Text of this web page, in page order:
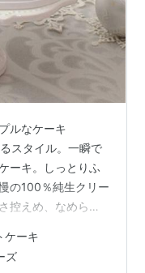
ルなケーキ
スタイル。一瞬で
ーキ。しっとりふ
の100％純生クリー
控えめ、なめらか
盛り付けても◎洗
スマスにもピッタ
ケーキ
ズ